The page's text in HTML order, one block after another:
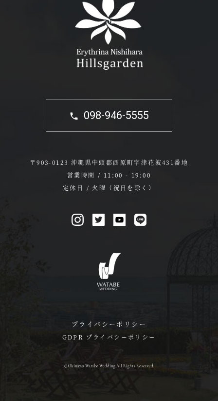
098-946-5555
〒903-0123 沖縄県中頭郡西原町字津花波431番地
営業時間 / 11:00 - 19:00
定休日 / 火曜（祝日を除く）
プライバシーポリシー
GDPR プライバシーポリシー
© Okinawa Watabe Wedding All Rights Reserved.